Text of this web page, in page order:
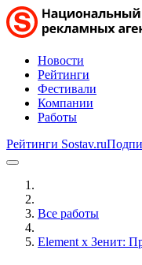
Новости
Рейтинги
Фестивали
Компании
Работы
Рейтинги Sostav.ru
Все работы
Element x Зенит: